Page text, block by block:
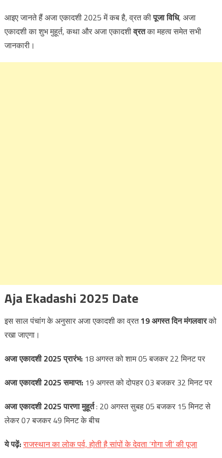
आइए जानते हैं अजा एकादशी 2025 में कब है, व्रत कीपूजा विधि, अजा
एकादशी का शुभ मुहूर्त, कथा और अजा एकादशीव्रतका महत्व समेत सभी
जानकारी।
Aja Ekadashi 2025 Date
इस साल पंचांग के अनुसार अजा एकादशी का व्रत19 अगस्त दिन मंगलवारको
रखा जाएगा।
अजा एकादशी 2025 प्रारंभ:18 अगस्त को शाम 05 बजकर 22 मिनट पर
अजा एकादशी 2025 समाप्त:19 अगस्त को दोपहर 03 बजकर 32 मिनट पर
अजा एकादशी 2025 पारणा मुहूर्त: 20 अगस्त सुबह 05 बजकर 15 मिनट से
लेकर 07 बजकर 49 मिनट के बीच
येपढ़ें:राजस्थान का लोक पर्व, होती है सांपों के देवता ‘गोगा जी’ की पूजा